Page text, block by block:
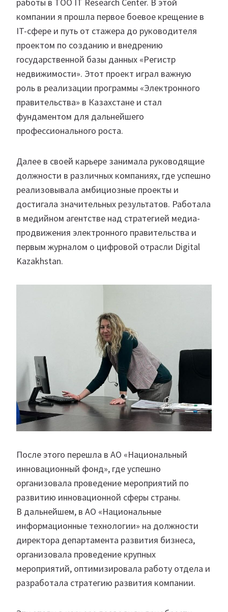
работы в ТОО IT Research Center. В этой
компании я прошла первое боевое крещение в
IT-сфере и путь от стажера до руководителя
проектом по созданию и внедрению
государственной базы данных «Регистр
недвижимости». Этот проект играл важную
роль в реализации программы «Электронного
правительства» в Казахстане и стал
фундаментом для дальнейшего
профессионального роста.
Далее в своей карьере занимала руководящие
должности в различных компаниях, где успешно
реализовывала амбициозные проекты и
достигала значительных результатов. Работала
в медийном агентстве над стратегией медиа-
продвижения электронного правительства и
первым журналом о цифровой отрасли Digital
Kazakhstan.
После этого перешла в АО «Национальный
инновационный фонд», где успешно
организовала проведение мероприятий по
развитию инновационной сферы страны.
В дальнейшем, в АО «Национальные
информационные технологии» на должности
директора департамента развития бизнеса,
организовала проведение крупных
мероприятий, оптимизировала работу отдела и
разработала стратегию развития компании.